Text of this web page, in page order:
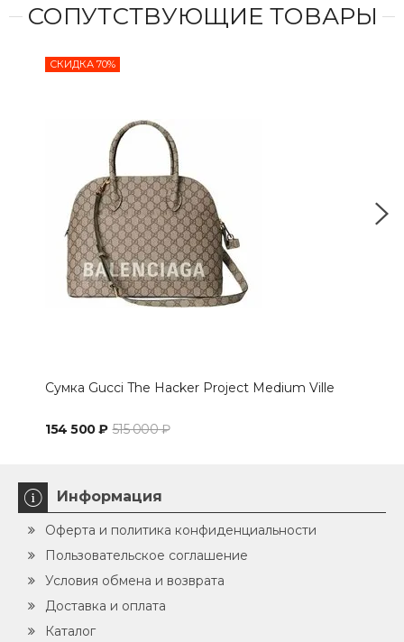
СОПУТСТВУЮЩИЕ ТОВАРЫ
СКИДКА 70%
Сумка Gucci The Hacker Project Medium Ville
154 500 ₽ 515 000 ₽
Информация
Оферта и политика конфиденциальности
Пользовательское соглашение
Условия обмена и возврата
Доставка и оплата
Каталог